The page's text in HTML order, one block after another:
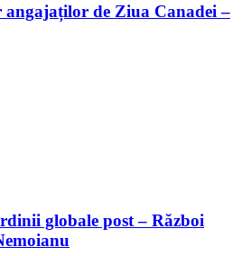
angajaților de Ziua Canadei –
globale post – Război